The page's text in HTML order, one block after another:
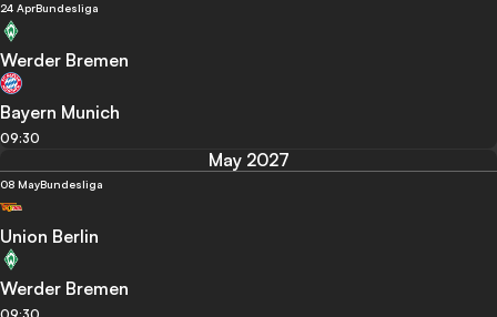
24 AprBundesliga
Werder Bremen
Bayern Munich
09:30
May 2027
08 MayBundesliga
Union Berlin
Werder Bremen